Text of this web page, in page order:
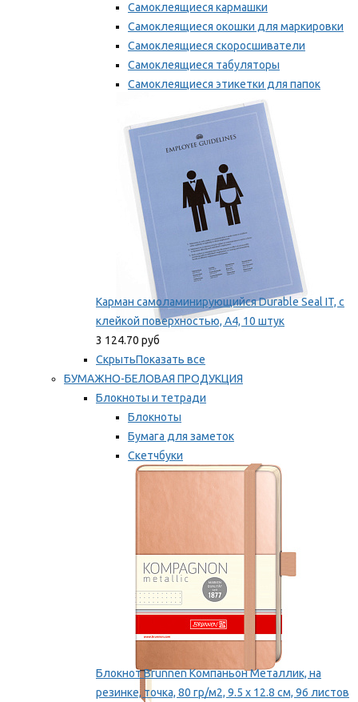
Самоклеящиеся кармашки
Самоклеящиеся окошки для маркировки
Самоклеящиеся скоросшиватели
Самоклеящиеся табуляторы
Самоклеящиеся этикетки для папок
Таблички для маркировки
Мы рекомендуем
Карман самоламинирующийся Durable Seal IT, с
клейкой поверхностью, A4, 10 штук
3 124.70 руб
СкрытьПоказать все
БУМАЖНО-БЕЛОВАЯ ПРОДУКЦИЯ
Блокноты и тетради
Блокноты
Бумага для заметок
Скетчбуки
Тетради
Блокнот Brunnen Компаньон Металлик, на
резинке, точка, 80 гр/м2, 9.5 х 12.8 см, 96 листов